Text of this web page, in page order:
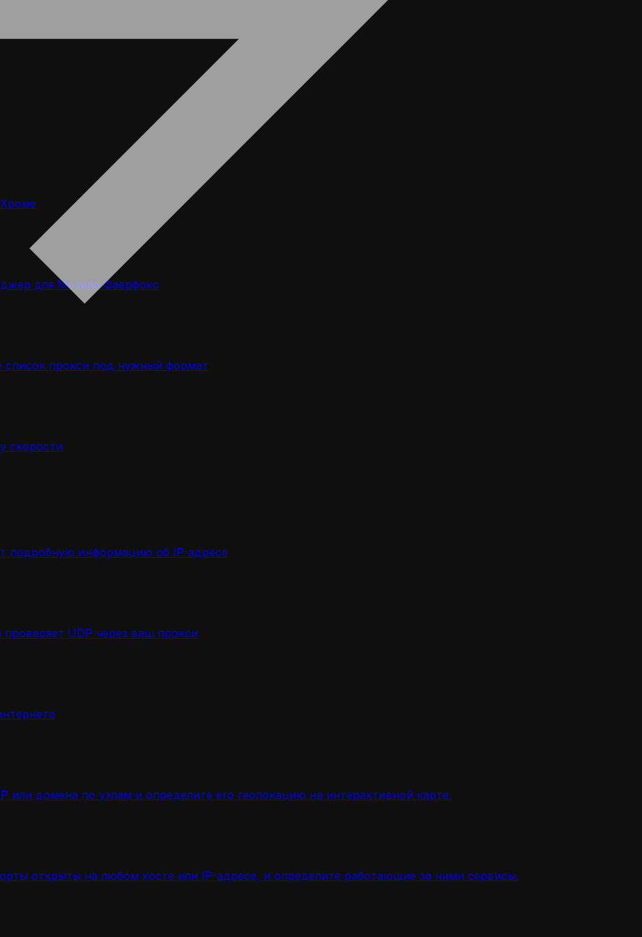
для Мозила Фаерфокс
список прокси под нужный формат
скорости
подробную информацию об IP-адресе
UDP через ваш прокси
домена по узлам и определите его геолокацию на интерактивной карте.
открыты на любом хосте или IP-адресе, и определите работающие за ними сервисы.